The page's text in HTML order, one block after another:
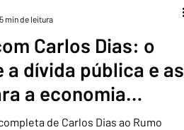
Carlos Dias: o
dívida pública e as
a economia
de Carlos Dias ao Rumo
5 min de leitura